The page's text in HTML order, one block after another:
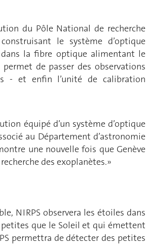
du Pôle National de recherche
le système d’optique
la fibre optique alimentant le
de passer des observations
- et enfin l’unité de calibration
équipé d’un système d’optique
au Département d’astronomie
une nouvelle fois que Genève
des exoplanètes.»
NIRPS observera les étoiles dans
que le Soleil et qui émettent
permettra de détecter des petites